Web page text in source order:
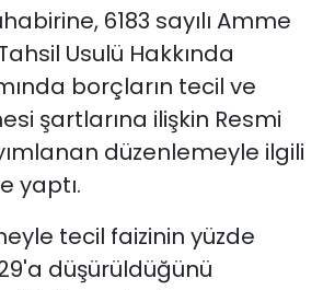
6183 sayılı Amme
Usulü Hakkında
borçların tecil ve
şartlarına ilişkin Resmi
düzenlemeyle ilgili
yaptı.
tecil faizinin yüzde
düşürüldüğünü